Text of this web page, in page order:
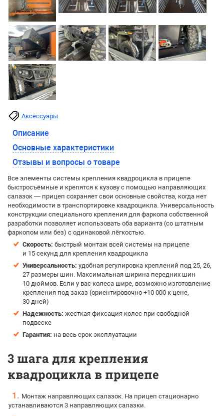
Аксессуары
Описание
Основные характеристики
Отзывы и вопросы о товаре
Все элементы системы крепления квадроцикла в прицепе
быстросъёмные и крепятся к кузову с помощью направляющих
салазок — прицеп сохраняет свои основные свойства, когда нет
необходимости в транспортировке квадроцикла. Универсальность
конструкции специального крепления для фаркопа собственной
разработки позволяет использовать оба варианта (со штатным
фаркопом или без) с одинаковой лёгкостью.
Скорость: быстрый монтаж всей системы на прицепе
и 15 секунд для крепления квадроцикла
Универсальность: удобная регулировка креплений под 25, 26,
27 размеры шин. Максимальная ширина передних шин
10 дюймов. Если у вас колеса шире, возможно изготовление
крепления под заказ (ориентировочно +10 000 к цене,
30 дней)
Надежность: жесткая фиксация колес при свободной
подвеске
Гарантия: на весь срок эксплуатации
3 шага для крепления
квадроцикла в прицепе
Монтаж направляющих салазок. На прицеп стационарно
устанавливаются 3 направляющих салазки.